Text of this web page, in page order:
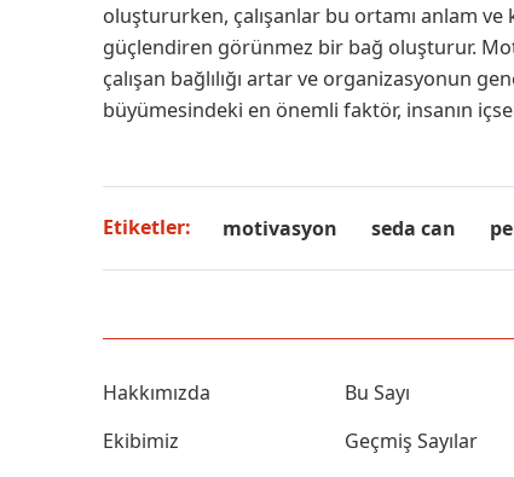
oluştururken, çalışanlar bu ortamı anlam
güçlendiren görünmez bir bağ oluşturur.
çalışan bağlılığı artar ve organizasyonun
büyümesindeki en önemli faktör, insanın
Etiketler: motivasyon seda can
Hakkımızda
Ekibimiz
Bu Sayı
Geçmiş Sayılar